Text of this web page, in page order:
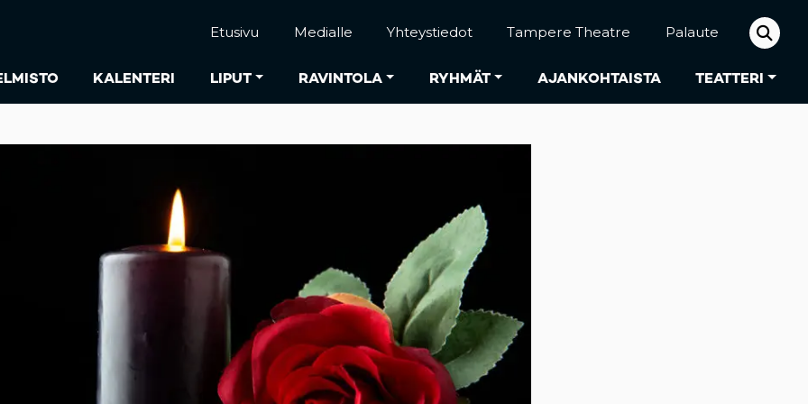
KALENTERI LIPUT RAVINTOLA RYHMÄT AJANKOHTAISTA TEATTERI
Etusivu Medialle Yhteystiedot Tampere Theatre Palaute